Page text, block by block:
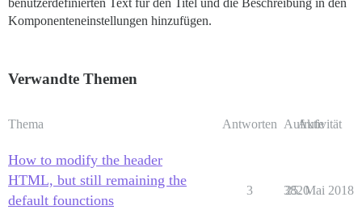
Komponenteneinstellungen hinzufügen.
Verwandte Themen
Thema Antworten Aufrufe
Aktivität
How to modify the header
HTML, but still remaining the
default founctions
3 3820
25. Mai 2018